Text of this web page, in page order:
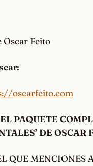
Oscar Feito
oscarfeito.com
EL PAQUETE
DE OSCAR
QUE MENCIONES